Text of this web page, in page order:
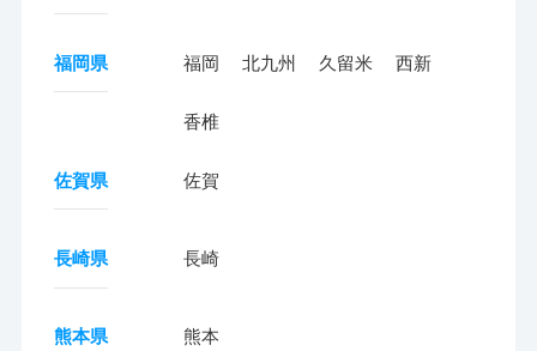
福岡県 福岡 北九州 久留米 西新
香椎
佐賀県 佐賀
長崎県 長崎
熊本県 熊本